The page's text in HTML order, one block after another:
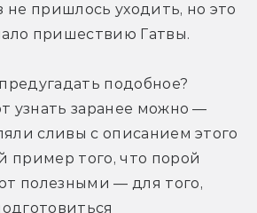
не пришлось уходить, но это
пришествию Гатвы.
подобное?
узнать заранее можно —
сливы с описанием этого
пример того, что порой
полезными — для того,